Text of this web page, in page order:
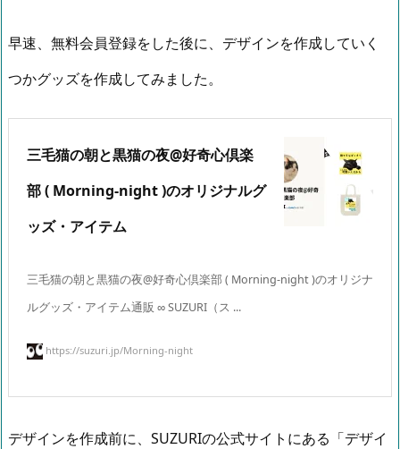
早速、無料会員登録をした後に、デザインを作成していく
つかグッズを作成してみました。
三毛猫の朝と黒猫の夜@好奇心倶楽
部 ( Morning-night )のオリジナルグ
ッズ・アイテム
三毛猫の朝と黒猫の夜@好奇心倶楽部 ( Morning-night )のオリジナ
ルグッズ・アイテム通販 ∞ SUZURI（ス ...
https://suzuri.jp/Morning-night
デザインを作成前に、SUZURIの公式サイトにある「デザイ